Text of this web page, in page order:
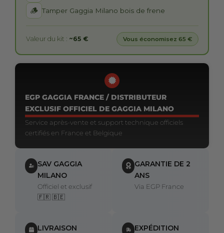
🪵 Tamper Gaggia Milano bois de frene
Valeur du kit : ~65 € Vous économisez 65 €
EGP GAGGIA FRANCE / DISTRIBUTEUR
EXCLUSIF OFFICIEL DE GAGGIA MILANO
Service après-vente et support technique officiels
certifiés en France et Belgique
LIVRAISON
EXPÉDITION
SAV GAGGIA
MILANO
Officiel et exclusif
🇫🇷 🇧🇪
GARANTIE DE 2
ANS
Via EGP France